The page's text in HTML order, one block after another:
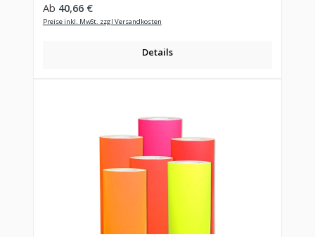
Regulärer Preis:
Ab 40,66 €
Preise inkl. MwSt. zzgl Versandkosten
Details